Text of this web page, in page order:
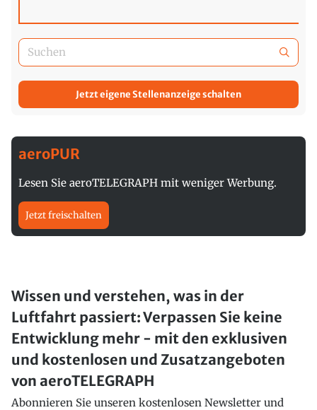
Jetzt eigene Stellenanzeige schalten
aeroPUR
Lesen Sie aeroTELEGRAPH mit weniger Werbung.
Jetzt freischalten
Wissen und verstehen, was in der
Luftfahrt passiert: Verpassen Sie keine
Entwicklung mehr - mit den exklusiven
und kostenlosen und Zusatzangeboten
von aeroTELEGRAPH
Abonnieren Sie unseren kostenlosen Newsletter und